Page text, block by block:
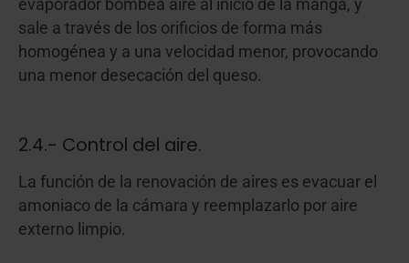
evaporador bombea aire al inicio de la manga, y
sale a través de los orificios de forma más
homogénea y a una velocidad menor, provocando
una menor desecación del queso.
2.4.- Control del aire.
La función de la renovación de aires es evacuar el
amoniaco de la cámara y reemplazarlo por aire
externo limpio.